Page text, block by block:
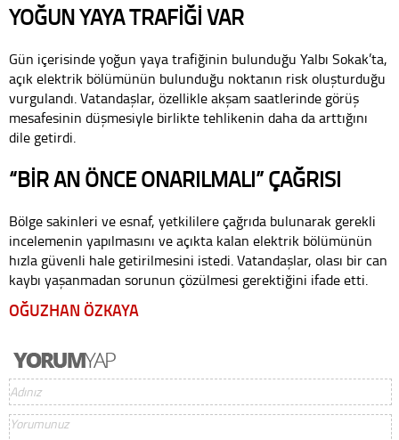
YOĞUN YAYA TRAFİĞİ VAR
Gün içerisinde yoğun yaya trafiğinin bulunduğu Yalbı Sokak’ta,
açık elektrik bölümünün bulunduğu noktanın risk oluşturduğu
vurgulandı. Vatandaşlar, özellikle akşam saatlerinde görüş
mesafesinin düşmesiyle birlikte tehlikenin daha da arttığını
dile getirdi.
“BİR AN ÖNCE ONARILMALI” ÇAĞRISI
Bölge sakinleri ve esnaf, yetkililere çağrıda bulunarak gerekli
incelemenin yapılmasını ve açıkta kalan elektrik bölümünün
hızla güvenli hale getirilmesini istedi. Vatandaşlar, olası bir can
kaybı yaşanmadan sorunun çözülmesi gerektiğini ifade etti.
OĞUZHAN ÖZKAYA